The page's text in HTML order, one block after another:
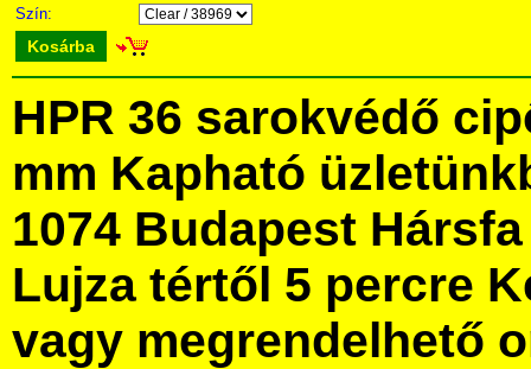
Szín:
Kosárba
HPR 36 sarokvédő
mm Kapható
1074 Budapest
Lujza tértől 5 percre
vagy megrendelhető